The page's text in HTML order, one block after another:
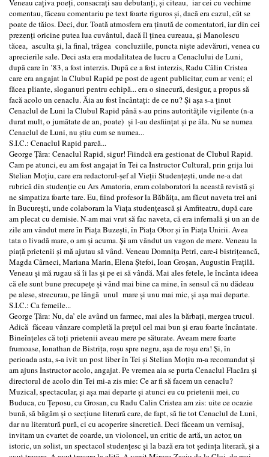
Veneau caţiva poeţi, consacraţi sau debutanţi, şi citeau, iar cei cu vechime
comentau, făceau comentariu pe text foarte riguros şi, dacă era cazul, cât se
poate de tăios. Deci, dur. Toată atmosfera era ţinută de comentatori, iar din cei
prezenţi oricine putea lua cuvântul, dacă îl ţinea cureaua, şi Manolescu
tăcea, asculta şi, la final, trăgea concluziile, puncta nişte adevăruri, venea cu
aprecierile sale. Deci asta era modalitatea de lucru a Cenaclului de Luni,
după care în ’83, a fost interzis. După ce a fost interzis, Radu Călin Cristea
care era angajat la Clubul Rapid pe post de agent publicitar, cum ar veni; el
făcea pliante, sloganuri pentru echipă... era o sinecură, desigur, a propus să
facă acolo un cenaclu. Ăia au fost încântaţi: de ce nu? Şi aşa s-a ţinut
Cenaclul de Luni la Clubul Rapid până s-au prins autorităţile vigilente (n-a
durat mult, o jumătate de an, poate) şi l-au desfiinţat şi pe ăla. Nu se numea
Cenaclul de Luni, nu ştiu cum se numea...
S.I.C.: Cenaclul Rapid parcă...
George Ţâra: Cenaclul Rapid, sigur! Fiindcă era gestionat de Clubul Rapid.
Cam pe atunci, eu am fost angajat în Tei ca Instructor Cultural, prin grija lui
Stelian Moţiu, care era redactorul-şef al Vieţii Studenţeşti, unde ne-a dat
rubrică din studenţie cu Ars Amatoria, eram colaboratori la această revistă şi
ne simpatiza foarte tare. Eu, fiind profesor la Băbăiţa, am făcut naveta trei ani
în Bucureşti, unde colaboram la Viaţa studenţească şi Amfiteatru, după care
am plecat cu demisie. N-am mai vrut să fac naveta, că era infernală şi un an de
zile am vândut mere în Piaţa Buzeşti, în Piaţa Obor şi în Piaţa Unirii. Avea
tata o livadă mare, o am şi acuma. Şi am vândut un vagon de mere. Veneau la
piaţă prietenii şi mă ajutau să vând. Veneau Domniţa Petri, care-i bistriţeancă,
Magda Cârneci, Mariana Marin, Elena Ştefoi, Ioan Groşan, Augustin Fraţilă.
Veneau şi mă rugau să îi las şi pe ei să vândă. Mai ales fetele, le încânta ideea
că ele sunt bune precupeţe şi vând mai bine ca mine, în sensul că nu dădeau
pe alese, strecurau, pe lângă unul mare şi unu mai mic, şi aşa mai departe.
S.I.C.: Ca femeile...
George Ţâra: Nu, da’ ele având un farmec, mai ales la bărbaţi, mergea trucul.
Adică făceau vânzare completă la preţul cel mai bun şi erau foarte încântate.
Bineînţeles că toţi prietenii aveau mere pe săturate. Aveam mere foarte
frumoase, Ionathan de Bistriţa, roşu spre negru, aşa de roşu era! Şi, în
perioada asta, s-a ivit un post liber în Tei şi Stelian Moţiu m-a recomandat şi
am ajuns Instructor acolo, angajat. Pe vremea aia se purta Cenaclul Flacăra şi
directorul de acolo din Tei mi-a zis mie: Ce ar fi să facem un cenaclu?
Muzical, spectacular, şi aşa mai departe şi atunci eu cu prietenii mei, cu
Buduca, cu Ţeposu, cu Grosan, cu Radu Calin Cristea am zis: uite ce ocazie
bună, să băgăm şi o secţiune literară care, de fapt, să fie tot Cenaclul de Luni,
dar nu literatură pură, ci cu acoperire sincretică. Deci făceam un vernisaj,
invitam un cvartet de coarde, un violoncel, un critic de artă, un actor, un
istoric, un solist, un spectacol studenţesc şi la bază era tot şedinţa literară, şi a